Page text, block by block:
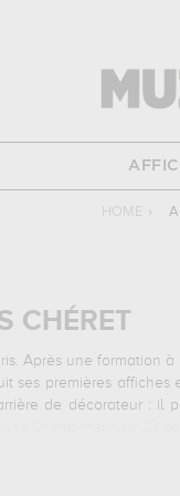
HOME ›
CHÉRET
Après une formation
ses premières
de décorateur : il